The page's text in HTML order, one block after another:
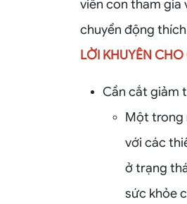
viên con tham gia
chuyển động
LỜI KHUYÊN
Cần cắt giảm
Một trong
với các
ở trạng
sức khỏe